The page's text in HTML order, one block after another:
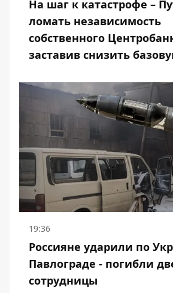
На шаг к катастрофе –
ломать независимость
собственного
заставив снизить
19:36
Россияне ударили по
Павлограде - погибли
сотрудницы